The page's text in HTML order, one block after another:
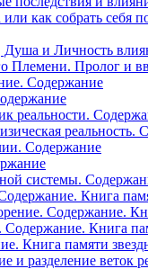
как собрать себя
и Личность
Племени. Пролог и
Содержание
реальности.
реальность.
Содержание
системы.
Книга
Содержание.
Содержание. Книга
Книга памяти
и разделение веток